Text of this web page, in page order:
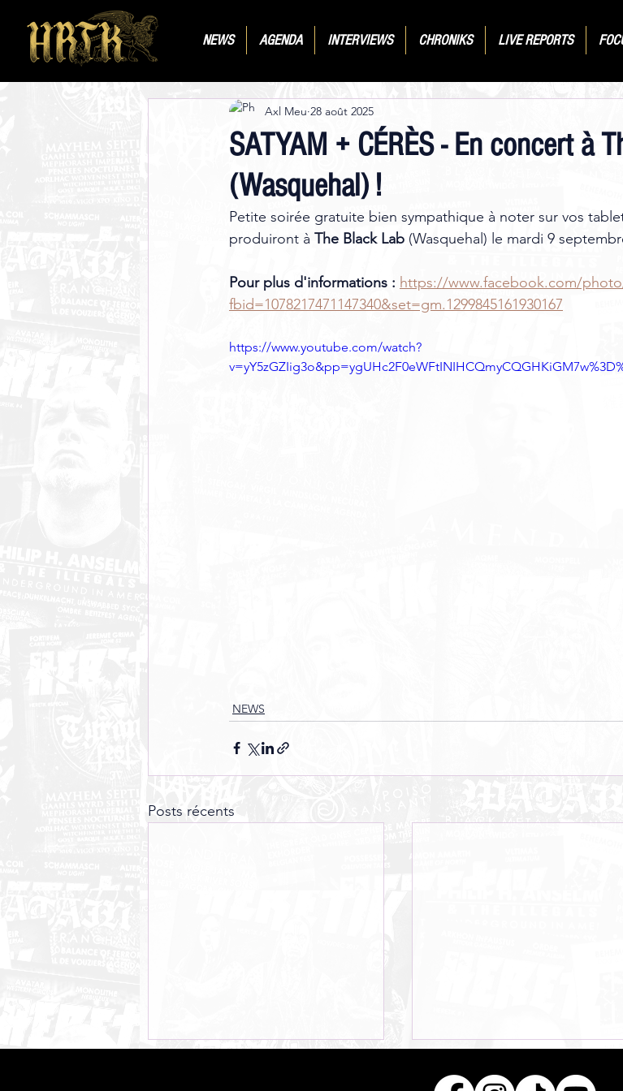
NEWS AGENDA INTERVIEWS CHRONIKS LIVE REPORTS
SATYAM + CÉRÈS - En concert à
(Wasquehal) !
Axl Meu 28 août 2025
Petite soirée gratuite bien sympathique à noter sur vos
produiront à The Black Lab (Wasquehal) le mardi 9
Pour plus d'informations : https://www.facebook.com/
fbid=1078217471147340&set=gm.1299845161930167
https://www.youtube.com/watch?
NEWS
Posts récents